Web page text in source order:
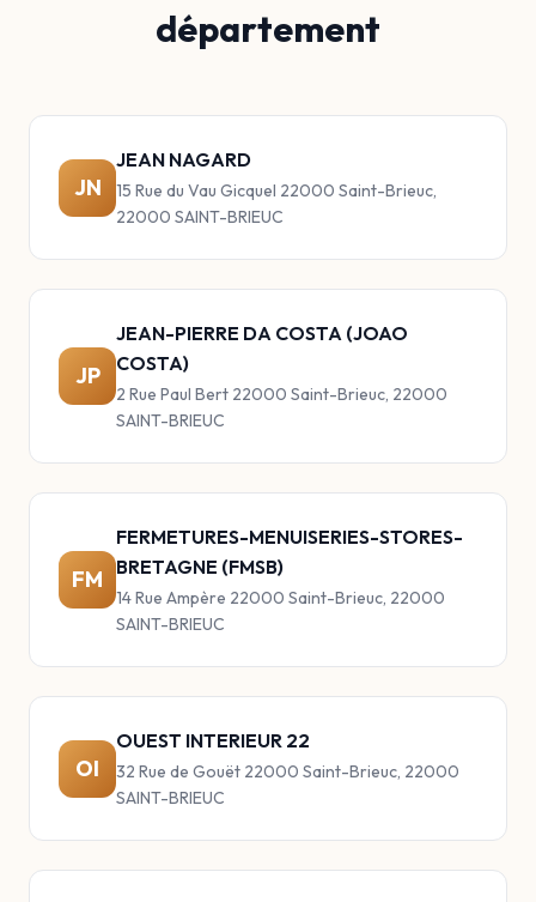
département
JN
JEAN NAGARD
15 Rue du Vau Gicquel 22000 Saint-Brieuc,
22000 SAINT-BRIEUC
JP
JEAN-PIERRE DA COSTA (JOAO
COSTA)
2 Rue Paul Bert 22000 Saint-Brieuc, 22000
SAINT-BRIEUC
FM
FERMETURES-MENUISERIES-STORES-
BRETAGNE (FMSB)
14 Rue Ampère 22000 Saint-Brieuc, 22000
SAINT-BRIEUC
OI
OUEST INTERIEUR 22
32 Rue de Gouët 22000 Saint-Brieuc, 22000
SAINT-BRIEUC